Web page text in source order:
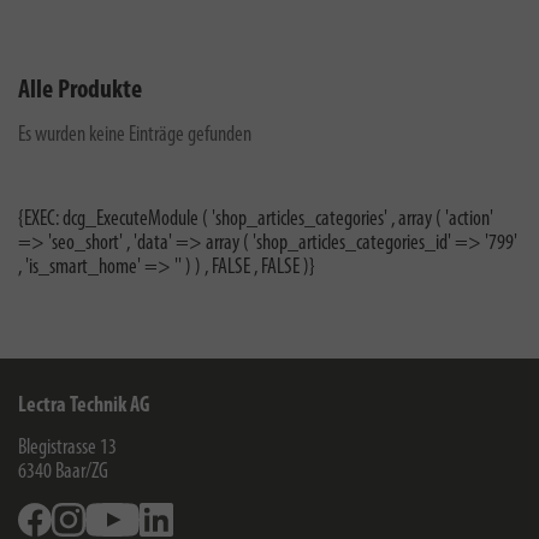
Alle Produkte
Es wurden keine Einträge gefunden
{EXEC: dcg_ExecuteModule ( 'shop_articles_categories' , array ( 'action'
=> 'seo_short' , 'data' => array ( 'shop_articles_categories_id' => '799'
, 'is_smart_home' => '' ) ) , FALSE , FALSE )}
Lectra Technik AG
Blegistrasse 13
6340 Baar/ZG
FacebookInstagramYoutube